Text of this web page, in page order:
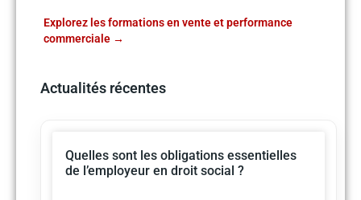
Explorez les formations en vente et performance
commerciale
Actualités récentes
Quelles sont les obligations essentielles
de l’employeur en droit social ?